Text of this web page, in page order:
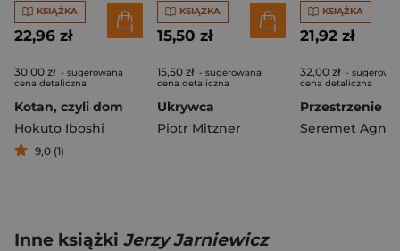
KSIĄŻKA
22,96 zł
30,00 zł - sugerowana
cena detaliczna
Kotan, czyli dom
Hokuto Iboshi
9,0 (1)
KSIĄŻKA
15,50 zł
15,50 zł - sugerowana
cena detaliczna
Ukrywca
Piotr Mitzner
KSIĄŻKA
21,92 zł
32,00 zł -
cena detaliczna
Przestrzenie
Seremet
Inne książki Jerzy Jarniewicz